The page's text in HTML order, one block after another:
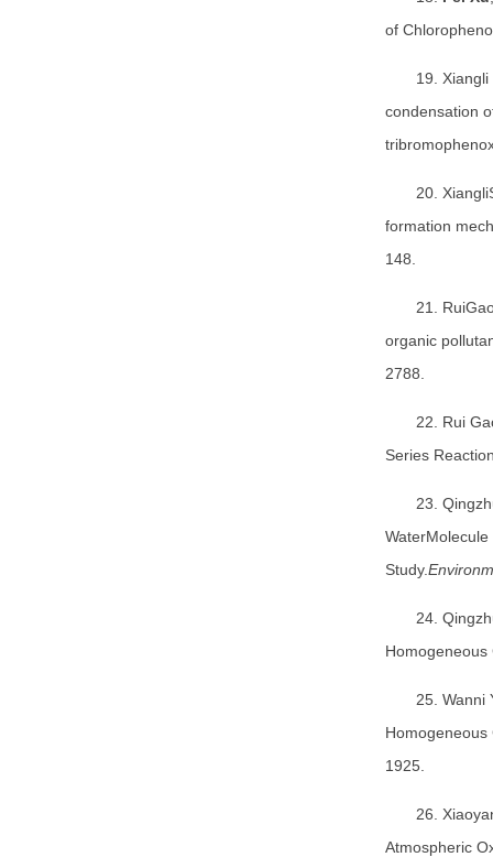
of
19. Xiangli
condensation
20.
formation
148.
21.
organic
2788.
22. Rui
Series
23.
Study.
24.
25. Wanni
Homogeneous
1925.
26.
Atmospheric